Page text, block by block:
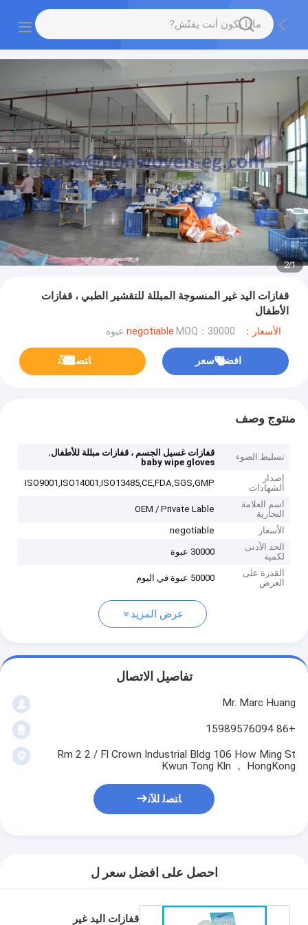
1
/
2
قفازات اليد غير المنسوجة المبللة للتقشير الطبي ، قفازات
الأطفال
الأسعار：negotiable MOQ：30000 عبوة
افضل سعر ﺎﺘﺼﻟ ﺍﻶﻧ
منتوج وصف
تسليط الضوء قفازات غسيل الجسم ، قفازات مبللة للأطفال,
baby wipe gloves
إصدار
الشهادات
ISO9001,ISO14001,ISO13485,CE,FDA,SGS,GMP
اسم العلامة
التجارية
OEM / Private Lable
الأسعار
negotiable
الحد الأدنى
لكمية
30000 عبوة
القدرة على
العرض
50000 عبوة في اليوم
عرض المزيد
تفاصيل الاتصال
Mr. Marc Huang
+86 15989576094
Rm 2 2 / Fl Crown Industrial Bldg 106 How Ming St
Kwun Tong Kln ， HongKong
ﺎﺘﺼﻟ ﺍﻶﻧ
احصل على افضل سعر ل
قفازات اليد غير